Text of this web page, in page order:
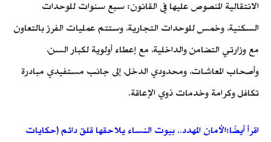
الانتقالية المنصوص عليها في القانون: سبع سنوات للوحدات
السكنية، وخمس للوحدات التجارية، وستتم عمليات الفرز بالتعاون
مع وزارتي التضامن والداخلية، مع إعطاء أولوية لكبار السن،
وأصحاب المعاشات، ومحدودي الدخل، إلى جانب مستفيدي مبادرة
تكافل وكرامة وخدمات ذوي الإعاقة.
اقرأ أيضًا:الأمان المهدد.. بيوت النساء يلاحقها قلق دائم (حكايات